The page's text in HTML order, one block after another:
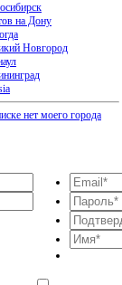
на Дону
Новгород
нет моего города